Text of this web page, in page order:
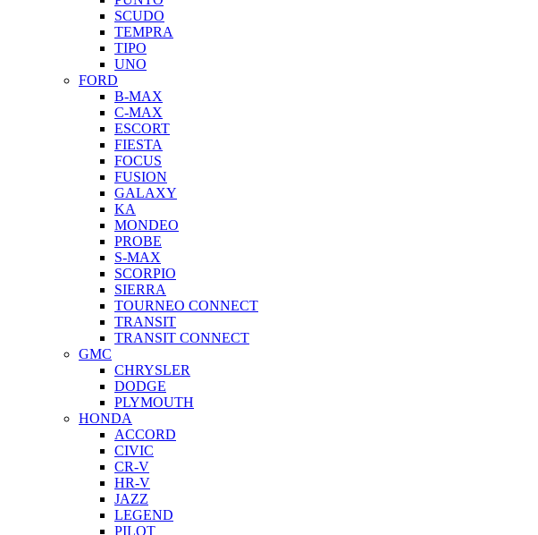
SCUDO
TEMPRA
TIPO
UNO
FORD
B-MAX
C-MAX
ESCORT
FIESTA
FOCUS
FUSION
GALAXY
KA
MONDEO
PROBE
S-MAX
SCORPIO
SIERRA
TOURNEO CONNECT
TRANSIT
TRANSIT CONNECT
GMC
CHRYSLER
DODGE
PLYMOUTH
HONDA
ACCORD
CIVIC
CR-V
HR-V
JAZZ
LEGEND
PILOT